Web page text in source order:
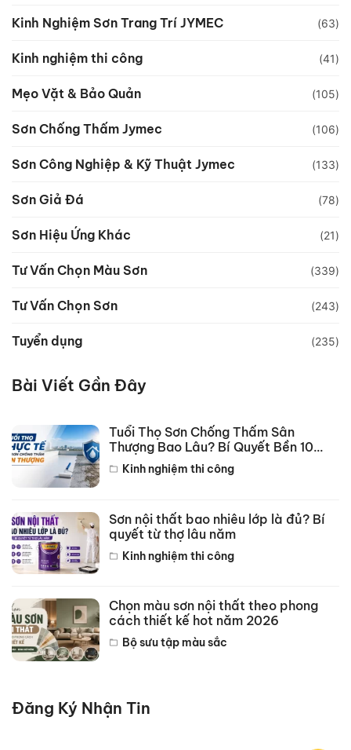
Kinh Nghiệm Sơn Trang Trí JYMEC (63)
Kinh nghiệm thi công (41)
Mẹo Vặt & Bảo Quản (105)
Sơn Chống Thấm Jymec (106)
Sơn Công Nghiệp & Kỹ Thuật Jymec (133)
Sơn Giả Đá (78)
Sơn Hiệu Ứng Khác (21)
Tư Vấn Chọn Màu Sơn (339)
Tư Vấn Chọn Sơn (243)
Tuyển dụng (235)
Bài Viết Gần Đây
Tuổi Thọ Sơn Chống Thấm Sân
Thượng Bao Lâu? Bí Quyết Bền 10
NămKinh nghiệm thi công
Sơn nội thất bao nhiêu lớp là đủ? Bí
quyết từ thợ lâu năm
Kinh nghiệm thi công
Chọn màu sơn nội thất theo phong
cách thiết kế hot năm 2026
Bộ sưu tập màu sắc
Đăng Ký Nhận Tin